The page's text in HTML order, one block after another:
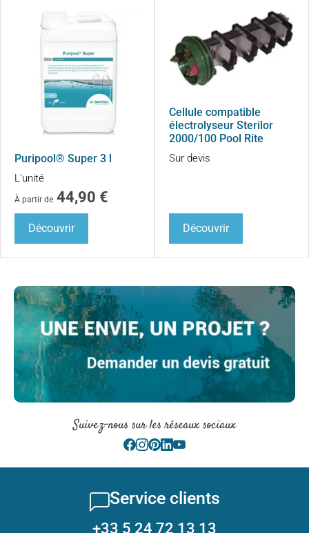
Puripool® Super 3 l
L'unité
À partir de 44,90 €
Découvrir
Cellule compatible
électrolyseur Sterilor
2000/100 Pool Rite
Sur devis
Découvrir
Suivez-nous sur les réseaux sociaux
Service clients
+33 5 24 72 13 13